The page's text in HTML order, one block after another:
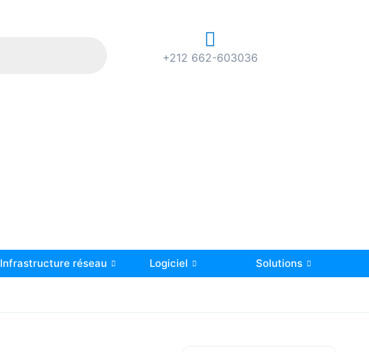
+212 662-603036
Infrastructure réseau Logiciel Solutions